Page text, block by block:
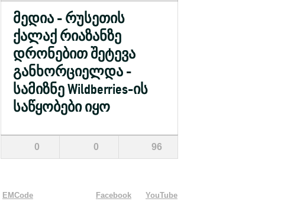
მედია - რუსეთის
ქალაქ რიაზანზე
დრონებით შეტევა
განხორციელდა -
სამიზნე Wildberries-ის
საწყობები იყო
0 0 96
Facebook YouTube
EMCode